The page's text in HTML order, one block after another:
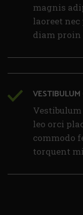
magnis
laoreet
diam
leo orci
commodo
torquent